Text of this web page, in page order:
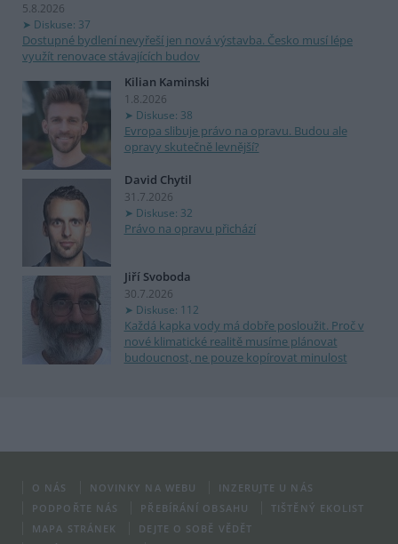
5.8.2026
Diskuse: 37
Dostupné bydlení nevyřeší jen nová výstavba. Česko musí lépe
využít renovace stávajících budov
Kilian Kaminski
1.8.2026
Diskuse: 38
Evropa slibuje právo na opravu. Budou ale
opravy skutečně levnější?
David Chytil
31.7.2026
Diskuse: 32
Právo na opravu přichází
Jiří Svoboda
30.7.2026
Diskuse: 112
Každá kapka vody má dobře posloužit. Proč v
nové klimatické realitě musíme plánovat
budoucnost, ne pouze kopírovat minulost
O NÁS NOVINKY NA WEBU
INZERUJTE U NÁS
PODPOŘTE NÁS
PŘEBÍRÁNÍ OBSAHU
TIŠTĚNÝ EKOLIST
MAPA STRÁNEK
DEJTE O SOBĚ VĚDĚT